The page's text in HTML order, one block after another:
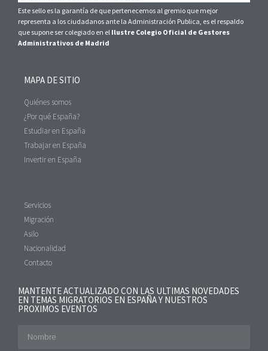
Este sello es la garantía de que pertenecemos al gremio que mejor
representa a los ciudadanos ante la Administración Publica, es el respaldo
que supone ser colegiado en el Ilustre Colegio Oficial de Gestores
Administrativos de Madrid
MAPA DE SITIO
Quiénes somos
¿Por qué España?
Estudiar en España
Trabajar en España
Invertir en España
Servicios
Migración
Asilo
Nacionalidad
Contacto
MANTENTE ACTUALIZADO CON LAS ULTIMAS NOVEDADES
EN TEMAS MIGRATORIOS EN ESPAÑA Y NUESTROS
PROXIMOS EVENTOS